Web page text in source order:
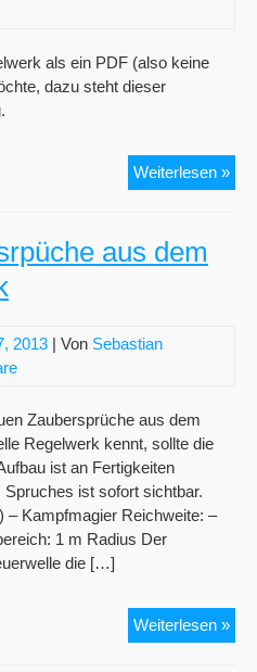
als ein PDF (also keine
dazu steht dieser
Weiterlesen »
aus dem
2013 | Von Sebastian
Zaubersprüche aus dem
Regelwerk kennt, sollte die
ist an Fertigkeiten
ist sofort sichtbar.
– Kampfmagier Reichweite: –
1 m Radius Der
die […]
Weiterlesen »